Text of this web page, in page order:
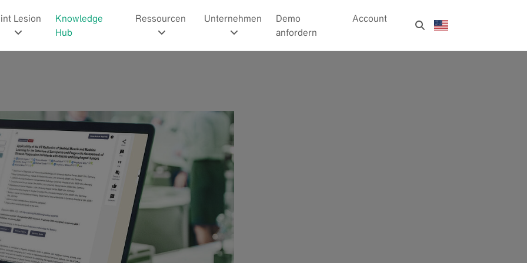
Lesion
Knowledge
Hub
Ressourcen Unternehmen
Demo
anfordern
Account